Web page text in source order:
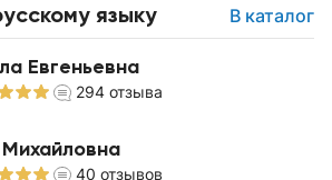
языку В каталог
Евгеньевна
294 отзыва
Михайловна
40 отзывов